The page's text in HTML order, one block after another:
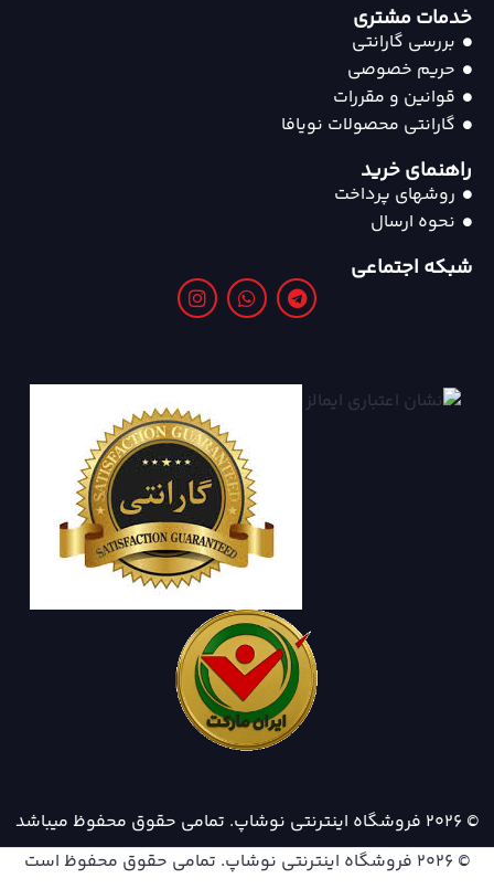
خدمات مشتری
بررسی گارانتی
حریم خصوصی
قوانین و مقررات
گارانتی محصولات نویافا
راهنمای خرید
روشهای پرداخت
نحوه ارسال
شبکه اجتماعی
© 2026 فروشگاه اینترنتی نوشاپ. تمامی حقوق محفوظ میباشد
© 2026
فروشگاه اینترنتی نوشاپ. تمامی حقوق محفوظ است